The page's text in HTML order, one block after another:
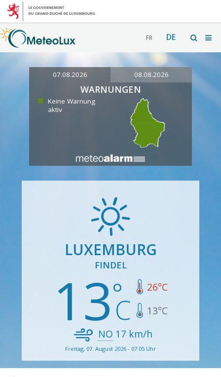
FR DE
07.08.2026 08.08.2026
WARNUNGEN
Keine Warnung
aktiv
LUXEMBURG
FINDEL
13 26°C
13°C
NO 17 km/h
Freitag, 07. August 2026 - 07:05 Uhr